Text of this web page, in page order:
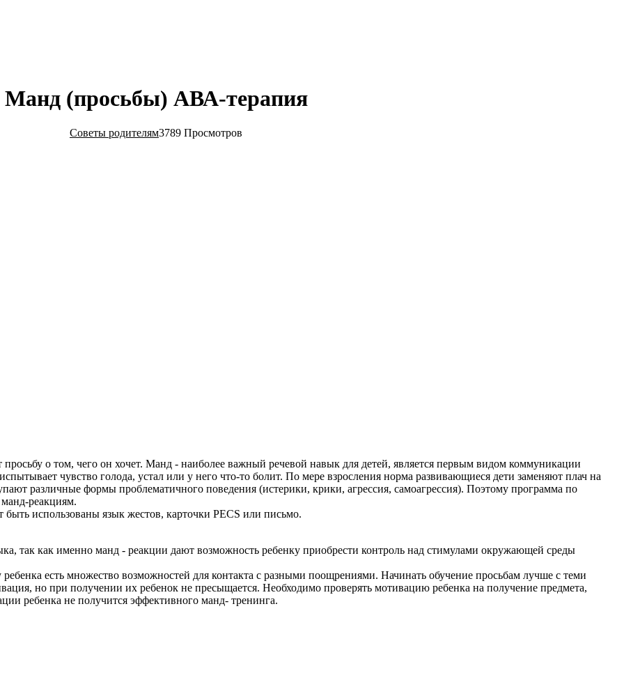
Манд (просьбы) АВА-терапия
Советы родителям3789 Просмотров
о том, чего он хочет. Манд - наиболее важный речевой навык для детей, является первым видом коммуникации
чувство голода, устал или у него что-то болит. По мере взросления норма развивающиеся дети заменяют плач на
различные формы проблематичного поведения (истерики, крики, агрессия, самоагрессия). Поэтому программа по
реакциям.
использованы язык жестов, карточки PECS или письмо.
так как именно манд - реакции дают возможность ребенку приобрести контроль над стимулами окружающей среды
ребенка есть множество возможностей для контакта с разными поощрениями. Начинать обучение просьбам лучше с теми
но при получении их ребенок не пресыщается. Необходимо проверять мотивацию ребенка на получение предмета,
ребенка не получится эффективного манд- тренинга.